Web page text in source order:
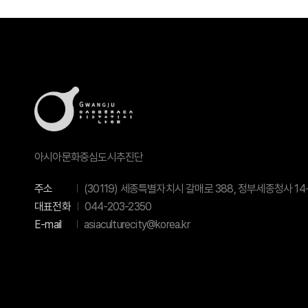
아시아문화중심도시추진단
주소
(30119) 세종특별자치시 갈매로 388, 정부세종청사
대표전화
044-203-2350
E-mail
asiaculturecity@korea.kr